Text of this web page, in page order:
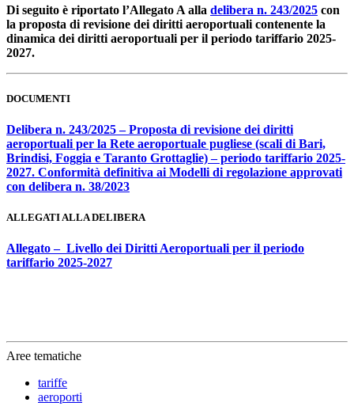
Di seguito è riportato l’Allegato A alla delibera n. 243/2025 con
la proposta di revisione dei diritti aeroportuali contenente la
dinamica dei diritti aeroportuali per il periodo tariffario 2025-
2027.
DOCUMENTI
Delibera n. 243/2025 – Proposta di revisione dei diritti
aeroportuali per la Rete aeroportuale pugliese (scali di Bari,
Brindisi, Foggia e Taranto Grottaglie) – periodo tariffario 2025-
2027. Conformità definitiva ai Modelli di regolazione approvati
con delibera n. 38/2023
ALLEGATI ALLA DELIBERA
Allegato – Livello dei Diritti Aeroportuali per il periodo
tariffario 2025-2027
Aree tematiche
tariffe
aeroporti